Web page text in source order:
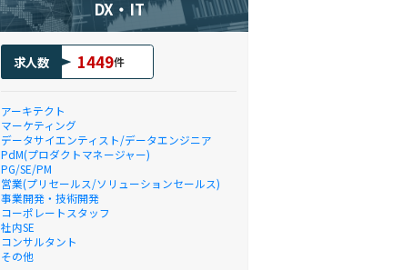
DX・IT
求人数 1449件
アーキテクト
マーケティング
データサイエンティスト/データエンジニア
PdM(プロダクトマネージャー)
PG/SE/PM
営業(プリセールス/ソリューションセールス)
事業開発・技術開発
コーポレートスタッフ
社内SE
コンサルタント
その他